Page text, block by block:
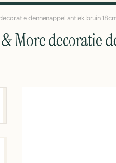
dennenappel antiek bruin
More decoratie